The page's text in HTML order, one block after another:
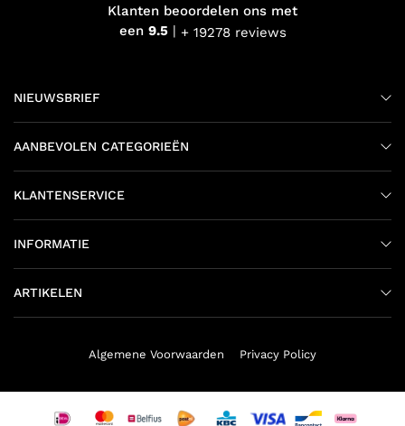
Klanten beoordelen ons met
een 9.5 + 19278 reviews
NIEUWSBRIEF
AANBEVOLEN CATEGORIEËN
KLANTENSERVICE
INFORMATIE
ARTIKELEN
Algemene Voorwaarden Privacy Policy